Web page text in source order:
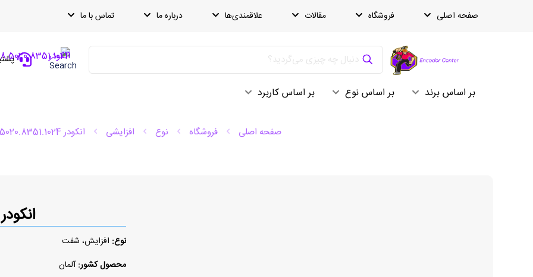
صفحه اصلی فروشگاه مقالات علاقمندی‌ها درباره ما تماس با ما
Search
بر اساس برند بر اساس نوع بر اساس کاربرد
صفحه اصلی فروشگاه نوع افزایشی انکودر 8.5020.8351.1024
انکودر
نوع: افزایش، شفت
محصول کشور:آلمان